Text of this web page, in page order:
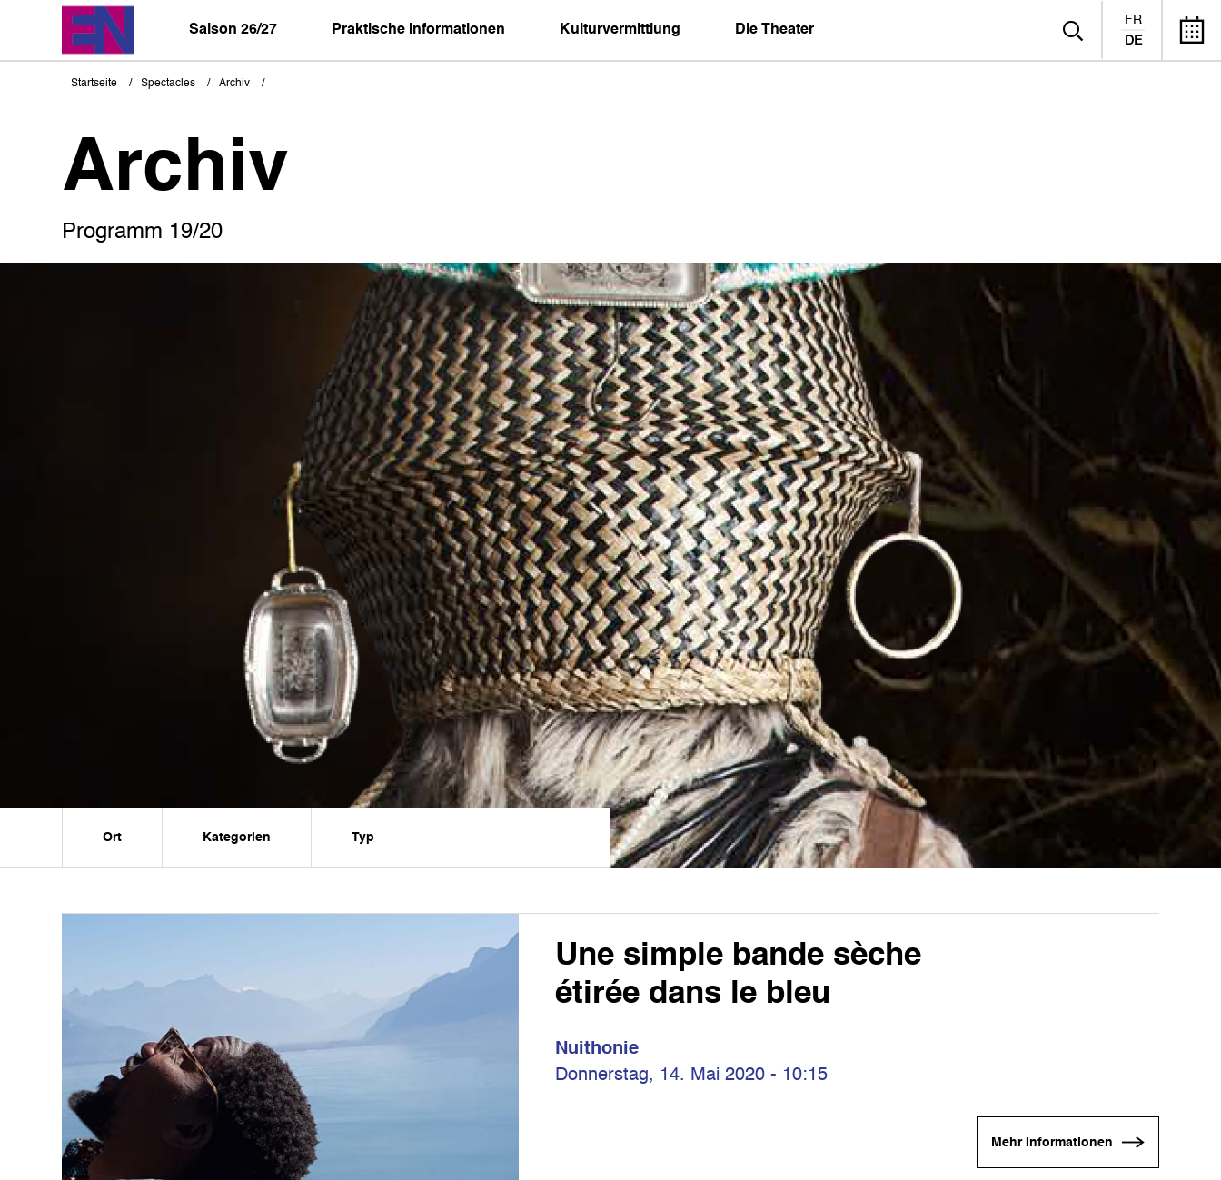
Saison 26/27 Praktische Informationen Kulturvermittlung Die Theater
FR
DE
Pfadnavigation
Startseite Spectacles Archiv
Archiv
Programm 19/20
Ort Kategorien Typ
Une simple bande sèche
étirée dans le bleu
Nuithonie
Donnerstag, 14. Mai 2020 - 10:15
Mehr Informationen